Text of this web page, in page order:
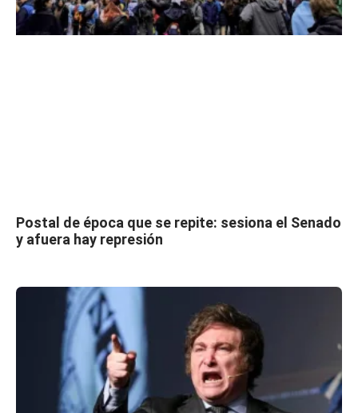
Postal de época que se repite: sesiona el Senado
y afuera hay represión